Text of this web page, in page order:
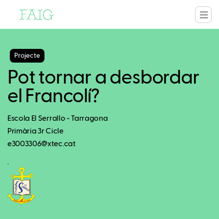
Projecte
Pot tornar a desbordar
el Francolí?
Escola El Serrallo - Tarragona
Primària 3r Cicle
e3003306@xtec.cat
.